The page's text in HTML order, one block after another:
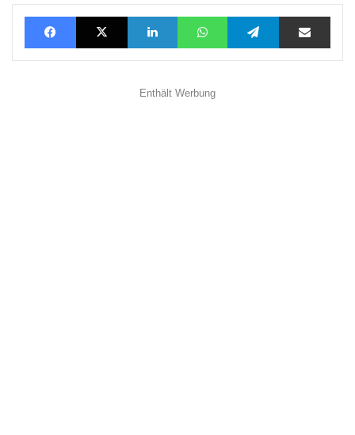
FacebookX LinkedInWhatsAppTelegramTeilen via E-Mail
Enthält Werbung